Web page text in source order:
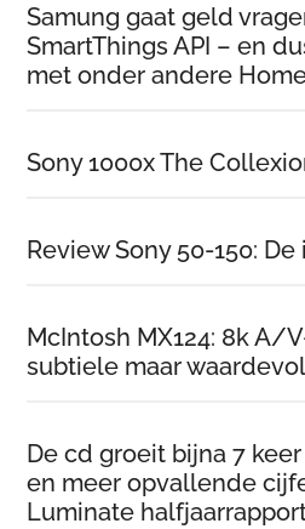
Samung gaat geld
SmartThings API – en
met onder andere
Sony 1000x The
Review Sony 50-150:
McIntosh MX124: 8k A/
subtiele maar
De cd groeit bijna 7
en meer opvallende
Luminate